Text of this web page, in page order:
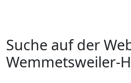
Suche auf der
Wemmetsweiler-